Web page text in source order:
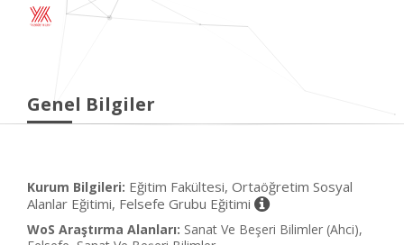
Genel Bilgiler
Kurum Bilgileri: Eğitim Fakültesi, Ortaöğretim Sosyal
Alanlar Eğitimi, Felsefe Grubu Eğitimi
WoS Araştırma Alanları: Sanat Ve Beşeri Bilimler (Ahci),